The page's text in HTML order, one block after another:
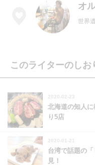
オ
世界
このライターのしお
2020-02-23
北海道の知人
り5店
2020-01-21
台湾で話題の
見！